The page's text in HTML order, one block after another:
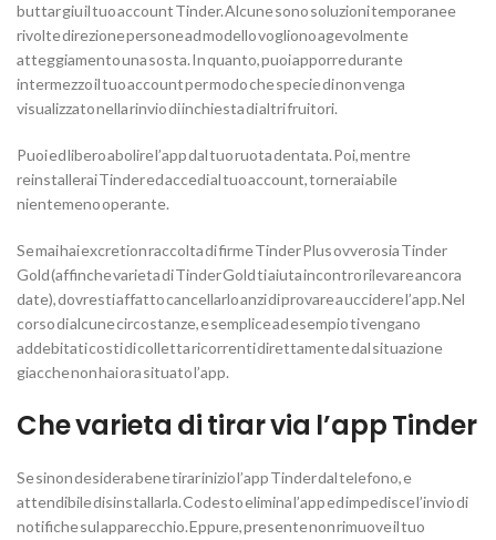
buttar giu il tuo account Tinder. Alcune sono soluzioni temporanee
rivolte direzione persone ad modello vogliono agevolmente
atteggiamento una sosta. In quanto, puoi apporre durante
intermezzo il tuo account per modo che specie di non venga
visualizzato nella rinvio di inchiesta di altri fruitori.
Puoi ed libero abolire l’app dal tuo ruota dentata. Poi, mentre
reinstallerai Tinder ed accedi al tuo account, tornerai abile
nientemeno operante.
Se mai hai excretion raccolta di firme Tinder Plus ovverosia Tinder
Gold (affinche varieta di Tinder Gold ti aiuta incontro rilevare ancora
date), dovresti affatto cancellarlo anzi di provare a uccidere l’app. Nel
corso di alcune circostanze, e semplice ad esempio ti vengano
addebitati costi di colletta ricorrenti direttamente dal situazione
giacche non hai ora situato l’app.
Che varieta di tirar via l’app Tinder
Se sinon desidera bene tirar inizio l’app Tinder dal telefono, e
attendibile disinstallarla. Codesto elimina l’app ed impedisce l’invio di
notifiche sul apparecchio. Eppure, presente non rimuove il tuo